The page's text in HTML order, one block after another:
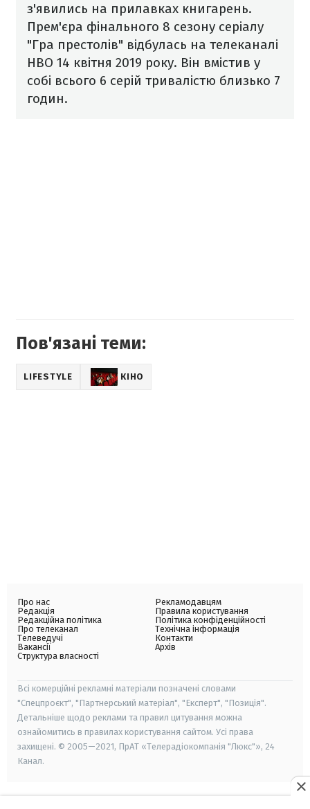
з'явились на прилавках книгарень.
Прем'єра фінального 8 сезону серіалу
"Гра престолів" відбулась на телеканалі
HBO 14 квітня 2019 року. Він вмістив у
собі всього 6 серій тривалістю близько 7
годин.
Пов'язані теми:
LIFESTYLE КІНО
Про нас
Редакція
Редакційна політика
Про телеканал
Телеведучі
Вакансії
Структура власності
Рекламодавцям
Правила користування
Політика конфіденційності
Технічна інформація
Контакти
Архів
Всі комерційні рекламні матеріали позначені словами
"Спецпроєкт", "Партнерський матеріал", "Експерт", "Позиція".
Детальніше щодо реклами та правил цитування можна
ознайомитись в правилах користування сайтом. Усі права
захищені. © 2005—2021, ПрАТ «Телерадіокомпанія "Люкс"», 24
Канал.